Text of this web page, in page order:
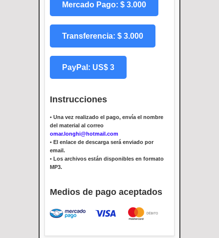
Mercado Pago: $ 3.000
Transferencia: $ 3.000
PayPal: US$ 3
Instrucciones
• Una vez realizado el pago, envía el nombre
del material al correo
omar.longhi@hotmail.com
• El enlace de descarga será enviado por
email.
• Los archivos están disponibles en formato
MP3.
Medios de pago aceptados